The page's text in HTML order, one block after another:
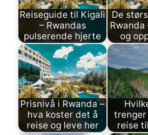
Reiseguide til Kigali
– Rwandas
pulserende hjerte
De
Rwanda
og
Prisnivå i Rwanda –
hva koster det å
reise og leve her
trenger
reise